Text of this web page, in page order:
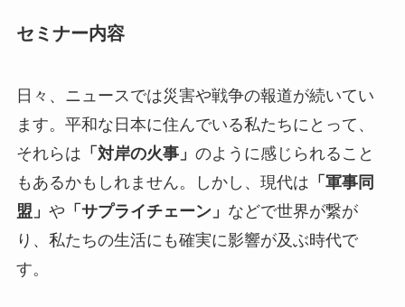
セミナー内容
日々、ニュースでは災害や戦争の報道が続いてい
ます。平和な日本に住んでいる私たちにとって、
それらは 「対岸の火事」 のように感じられること
もあるかもしれません。しかし、現代は 「軍事同
盟」 や 「サプライチェーン」 などで世界が繋が
り、私たちの生活にも確実に影響が及ぶ時代で
す。